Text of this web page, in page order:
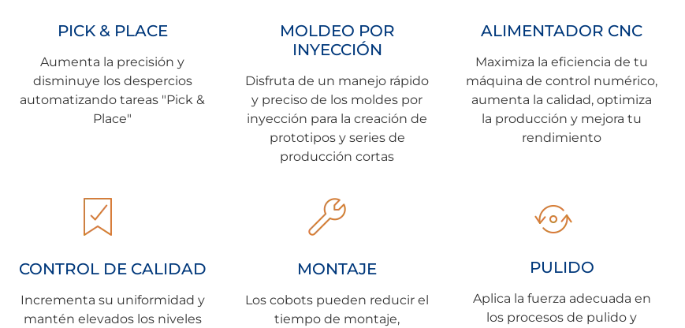
PICK & PLACE​
Aumenta la precisión y
disminuye los despercios
automatizando tareas "Pick &
Place"
MOLDEO POR
INYECCIÓN
Disfruta de un manejo rápido
y preciso de los moldes por
inyección para la creación de
prototipos y series de
producción cortas
ALIMENTADOR CNC
Maximiza la eficiencia de tu
máquina de control numérico,
aumenta la calidad, optimiza
la producción y mejora tu
rendimiento
CONTROL DE CALIDAD
Incrementa su uniformidad y
mantén elevados los niveles
MONTAJE
Los cobots pueden reducir el
tiempo de montaje,
PULIDO
Aplica la fuerza adecuada en
los procesos de pulido y